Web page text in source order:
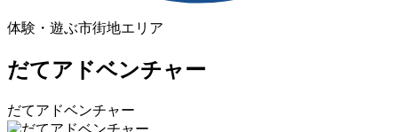
体験・遊ぶ市街地エリア
だてアドベンチャー
だてアドベンチャー